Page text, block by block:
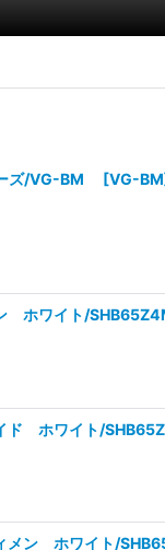
ズ/VG-BM [VG-BM
ホワイト/
ド ホワイト/
メン ホワイト/